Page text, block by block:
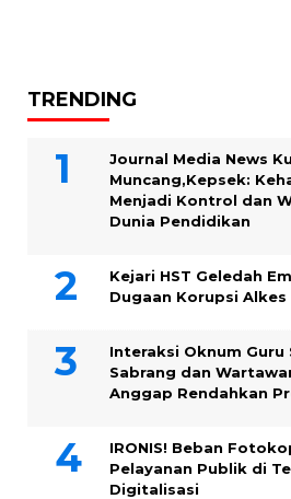
TRENDING
Journal Media News
Muncang,Kepsek:
Menjadi Kontrol dan
Dunia Pendidikan
Kejari HST Geledah
Dugaan Korupsi Alkes
Interaksi Oknum Guru
Sabrang dan
Anggap Rendahkan
IRONIS! Beban
Pelayanan Publik di
Digitalisasi